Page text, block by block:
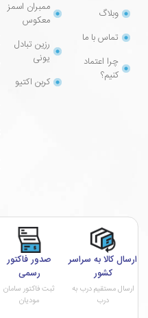
وبلاگ
تماس با ما
چرا اعتماد
کنیم؟
ممبران اسمز
معکوس
رزین تبادل
یونی
کربن اکتیو
ارسال کالا به سراسر
کشور
ارسال مستقیم درب به
درب
صدور فاکتور
رسمی
ثبت فاکتور سامان
مودیان